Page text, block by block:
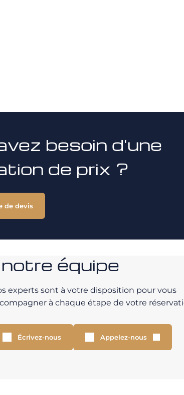
besoin d'une
de prix ?
de devis
équipe
experts sont à votre disposition pour vous
à chaque étape de votre
Écrivez-nous Appelez-nous